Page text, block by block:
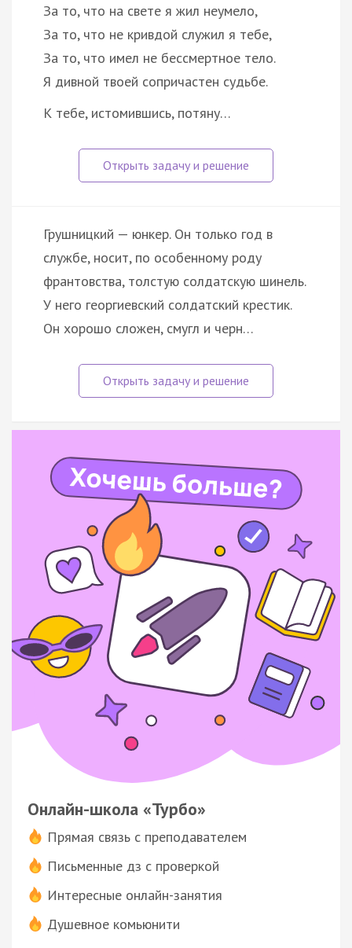
За то, что на свете я жил неумело,
За то, что не кривдой служил я тебе,
За то, что имел не бессмертное тело.
Я дивной твоей сопричастен судьбе.
К тебе, истомившись, потяну…
Грушницкий — юнкер. Он только год в
службе, носит, по особенному роду
франтовства, толстую солдатскую шинель.
У него георгиевский солдатский крестик.
Он хорошо сложен, смугл и черн…
Онлайн-школа «Турбо»
Прямая связь с преподавателем
Письменные дз с проверкой
Интересные онлайн-занятия
Душевное комьюнити